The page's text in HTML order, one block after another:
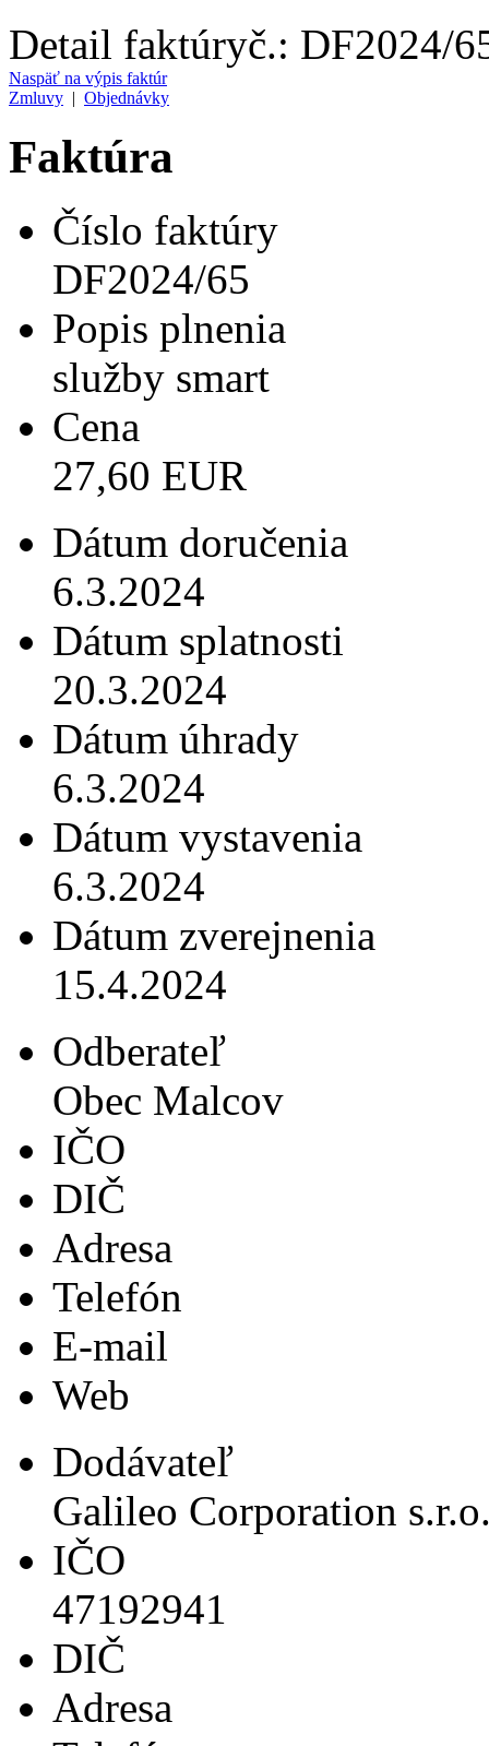
Detail faktúryč.: DF2024/
Naspäť na výpis faktúr
Zmluvy | Objednávky
Faktúra
Číslo faktúry
DF2024/65
Popis plnenia
služby smart
Cena
27,60 EUR
Dátum doručenia
6.3.2024
Dátum splatnosti
20.3.2024
Dátum úhrady
6.3.2024
Dátum vystavenia
6.3.2024
Dátum zverejnenia
15.4.2024
Odberateľ
Obec Malcov
IČO
DIČ
Adresa
Telefón
E-mail
Web
Dodávateľ
Galileo Corporation
IČO
47192941
DIČ
Adresa